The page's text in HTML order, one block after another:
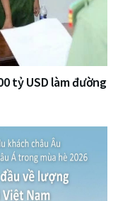
tỷ USD làm đường